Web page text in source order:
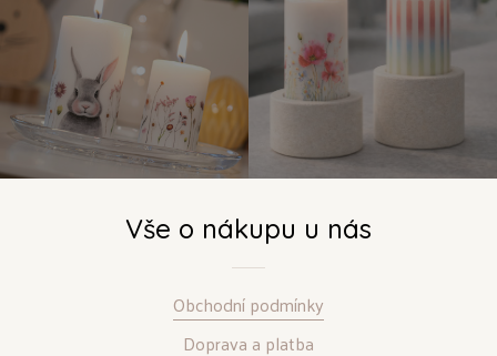
Vše o nákupu u nás
Obchodní podmínky
Doprava a platba